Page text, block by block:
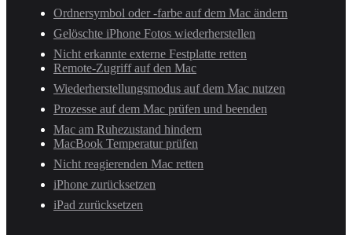
Ordnersymbol oder -farbe auf dem Mac ändern
Gelöschte iPhone Fotos wiederherstellen
Nicht erkannte externe Festplatte retten
Remote-Zugriff auf den Mac
Wiederherstellungsmodus auf dem Mac nutzen
Prozesse auf dem Mac prüfen und beenden
Mac am Ruhezustand hindern
MacBook Temperatur prüfen
Nicht reagierenden Mac retten
iPhone zurücksetzen
iPad zurücksetzen